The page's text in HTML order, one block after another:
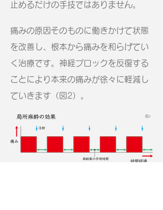
止めるだけの手技ではありません。
痛みの原因そのものに働きかけて状態
を改善し、根本から痛みを和らげてい
く治療です。神経ブロックを反復する
ことにより本来の痛みが徐々に軽減し
ていきます（図2）。
図2